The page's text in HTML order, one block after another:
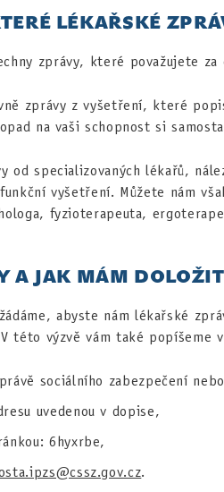
LÉKAŘSKÉ
zprávy, které považujete za
zprávy z vyšetření, které
na vaši schopnost si
od specializovaných lékařů,
vyšetření. Můžete nám
fyzioterapeuta,
A JAK MÁM
abyste nám lékařské
této výzvě vám také popíšeme
sociálního zabezpečení
uvedenou v dopise,
6hyxrbe,
.